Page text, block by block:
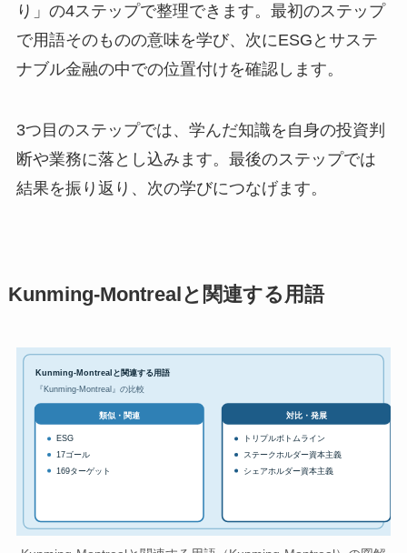
り」の4ステップで整理できます。最初のステップ
で用語そのものの意味を学び、次にESGとサステ
ナブル金融の中での位置付けを確認します。
3つ目のステップでは、学んだ知識を自身の投資判
断や業務に落とし込みます。最後のステップでは
結果を振り返り、次の学びにつなげます。
Kunming-Montrealと関連する用語
Kunming-Montrealと関連する用語
『Kunming-Montreal』の比較
類似・関連
ESG
17ゴール
169ターゲット
対比・発展
トリプルボトムライン
ステークホルダー資本主義
シェアホルダー資本主義